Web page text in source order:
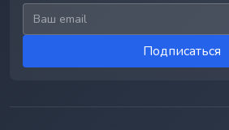
Email для подписки
Подписаться